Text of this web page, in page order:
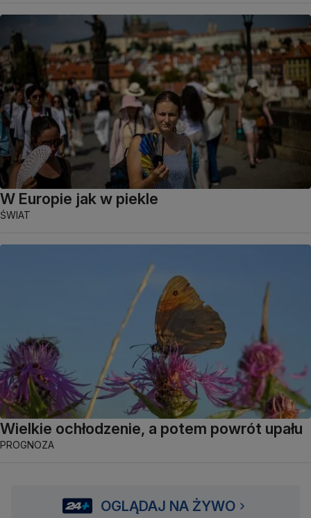
W Europie jak w piekle
ŚWIAT
Wielkie ochłodzenie, a potem powrót upału
PROGNOZA
OGLĄDAJ NA ŻYWO